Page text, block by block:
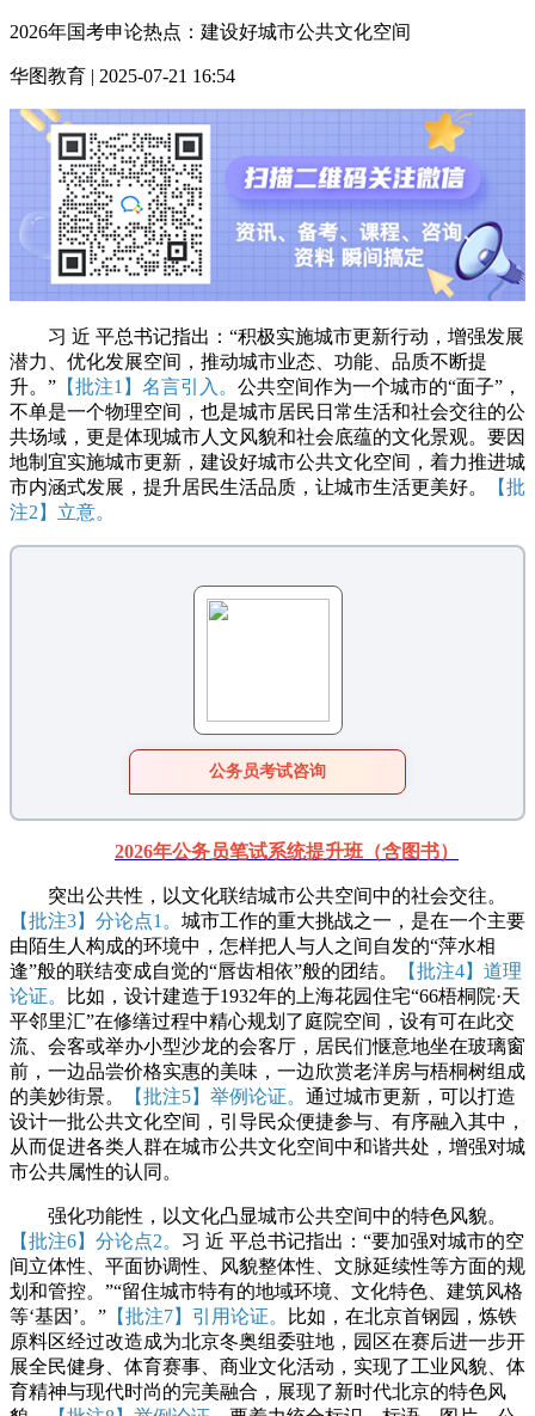
2026年国考申论热点：建设好城市公共文化空间
华图教育 | 2025-07-21 16:54
习 近 平总书记指出：“积极实施城市更新行动，增强发展
潜力、优化发展空间，推动城市业态、功能、品质不断提
升。” 【批注1】名言引入。 公共空间作为一个城市的“面子”，
不单是一个物理空间，也是城市居民日常生活和社会交往的公
共场域，更是体现城市人文风貌和社会底蕴的文化景观。要因
地制宜实施城市更新，建设好城市公共文化空间，着力推进城
市内涵式发展，提升居民生活品质，让城市生活更美好。
【批
注2】立意。
公务员考试咨询
2026年公务员笔试系统提升班（含图书）
突出公共性，以文化联结城市公共空间中的社会交往。
【批注3】分论点1。 城市工作的重大挑战之一，是在一个主要
由陌生人构成的环境中，怎样把人与人之间自发的“萍水相
逢”般的联结变成自觉的“唇齿相依”般的团结。
【批注4】道理
论证。
比如，设计建造于1932年的上海花园住宅“66梧桐院·天
平邻里汇”在修缮过程中精心规划了庭院空间，设有可在此交
流、会客或举办小型沙龙的会客厅，居民们惬意地坐在玻璃窗
前，一边品尝价格实惠的美味，一边欣赏老洋房与梧桐树组成
的美妙街景。
【批注5】举例论证。 通过城市更新，可以打造
设计一批公共文化空间，引导民众便捷参与、有序融入其中，
从而促进各类人群在城市公共文化空间中和谐共处，增强对城
市公共属性的认同。
强化功能性，以文化凸显城市公共空间中的特色风貌。
【批注6】分论点2。 习 近 平总书记指出：“要加强对城市的空
间立体性、平面协调性、风貌整体性、文脉延续性等方面的规
划和管控。”“留住城市特有的地域环境、文化特色、建筑风格
等‘基因’。” 【批注7】引用论证。
比如，在北京首钢园，炼铁
原料区经过改造成为北京冬奥组委驻地，园区在赛后进一步开
展全民健身、体育赛事、商业文化活动，实现了工业风貌、体
育精神与现代时尚的完美融合，展现了新时代北京的特色风